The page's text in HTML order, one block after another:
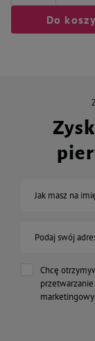
Do
Jak masz na
Podaj swój
Chcę